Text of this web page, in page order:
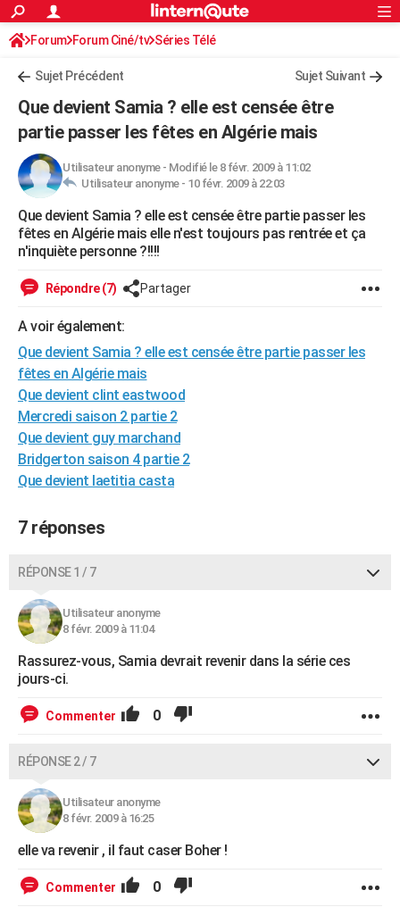
ACTUALITÉS
Politique
Société
Faits Divers
Education
Monde
Villes
+
Programme TV
Streaming
Cinéma
Sorties cinéma
Musique
FINANCE
Retraite
Impôts
Epargne
Immobilier
Risques naturels par ville
Banque
Assurance
Crédit
AUTO
Essais
Réserver un essai
Citadines
Berlines
SUV
Forum auto
HIGH-TECH
Mobiles
Meilleur smartphone
Internet
Ordinateurs
Jeux vidéo
Guide high-tech
+BRICOLAGE
WEEK-END
Art de vivre
Bien-être
Loisirs
ModeModes de vie
SANTE
Alimentation
Guide de la santé
Maladies
Médicaments
Sommeil
Destinations
City break
Voyage nature
Voyage de noces
Forum
Climat
PHOTO
GUIDES D'ACHAT
CARTE DE VOEUX
Carte de Noël
Carte Bonne année
Carte Saint-Valentin
Carte Pâques
Carte d'anniversaire
DICTIONNAIRE
Dictionnaire
Biographies
Citations
Expressions
Proverbes
PROGRAMME TV
COPAINS D'AVANT
S'inscrire
Se connecter
Lycées
Collèges
Primaires
Universités
Entreprises
Service militaire
Avis de recherche
AVIS DE DÉCÈS
FORUM
S'inscrire
Connexion
Forum Forum Ciné/tv Séries Télé
Sujet Précédent Sujet Suivant
Que devient Samia ? elle est censée être
partie passer les fêtes en Algérie mais
Utilisateur anonyme- Modifié le 8 févr. 2009 à 11:02
Utilisateur anonyme - 10 févr. 2009 à 22:03
Que devient Samia ? elle est censée être partie passer les
fêtes en Algérie mais elle n'est toujours pas rentrée et ça
n'inquiète personne ?!!!!
Répondre (7) Partager
A voir également:
Que devient Samia ? elle est censée être partie passer les
fêtes en Algérie mais
Que devient clint eastwood
Mercredi saison 2 partie 2
Que devient guy marchand
Bridgerton saison 4 partie 2
Que devient laetitia casta
7 réponses
RÉPONSE 1 / 7
Utilisateur anonyme
8 févr. 2009 à 11:04
Rassurez-vous, Samia devrait revenir dans la série ces
jours-ci.
Commenter 0
RÉPONSE 2 / 7
Utilisateur anonyme
8 févr. 2009 à 16:25
elle va revenir , il faut caser Boher !
Commenter 0